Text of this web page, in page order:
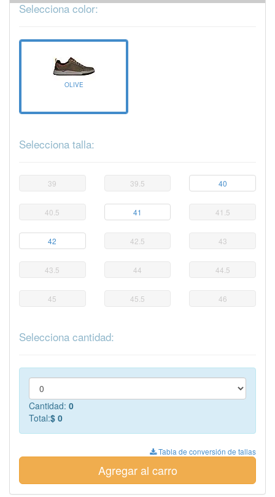
Selecciona color:
OLIVE
Selecciona talla:
39 39.5 40
40.5 41 41.5
42 42.5 43
43.5 44 44.5
45 45.5 46
Selecciona cantidad:
Cantidad: 0
Total:$ 0
Tabla de conversión de tallas
Agregar al carro